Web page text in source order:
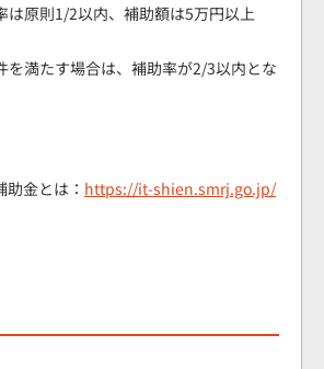
は原則1/2以内、補助額は5万円以上
を満たす場合は、補助率が2/3以内とな
金とは： https://it-shien.smrj.go.jp/